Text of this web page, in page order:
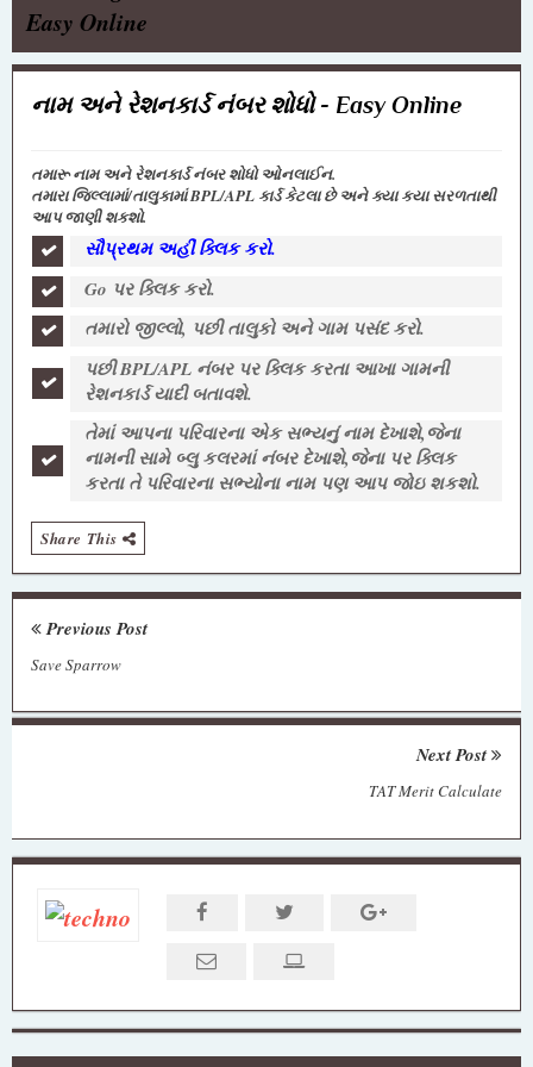
Easy Online
નામ અને રેશનકાર્ડ નંબર શોધો - Easy Online
તમારૂ નામ અને રેશનકાર્ડ નંબર શોધો ઓનલાઈન.
તમારા જિલ્લામાં/તાલુકામાં BPL/APL કાર્ડ કેટલા છે અને ક્યા કયા સરળતાથી
આપ જાણી શકશો.
સૌપ્રથમ અહીં ક્લિક કરો.
Go પર ક્લિક કરો.
તમારો જીલ્લો, પછી તાલુકો અને ગામ પસંદ કરો.
પછી BPL/APL નંબર પર ક્લિક કરતા આખા ગામની
રેશનકાર્ડ યાદી બતાવશે.
તેમાં આપના પરિવારના એક સભ્યનું નામ દેખાશે,જેના
નામની સામે બ્લુ કલરમાં નંબર દેખાશે,જેના પર ક્લિક
કરતા તે પરિવારના સભ્યોના નામ પણ આપ જોઇ શકશો.
Share This
Previous Post
Save Sparrow
Next Post
TAT Merit Calculate